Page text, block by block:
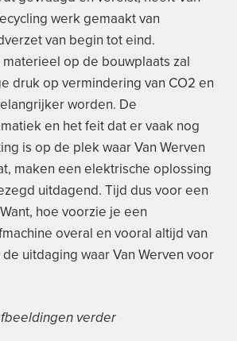
werk gemaakt van
van begin tot eind.
op de bouwplaats zal
druk op vermindering van CO2 en
worden. De
en het feit dat er vaak nog
is op de plek waar Van Werven
maken een elektrische oplossing
uitdagend. Tijd dus voor een
hoe voorzie je een
overal en vooral altijd van
uitdaging waar Van Werven voor
verder